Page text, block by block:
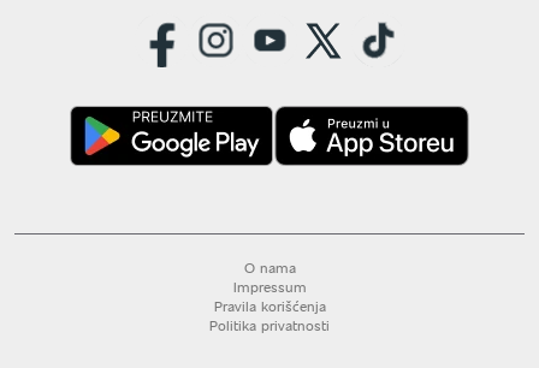
O nama
Impressum
Pravila korišćenja
Politika privatnosti